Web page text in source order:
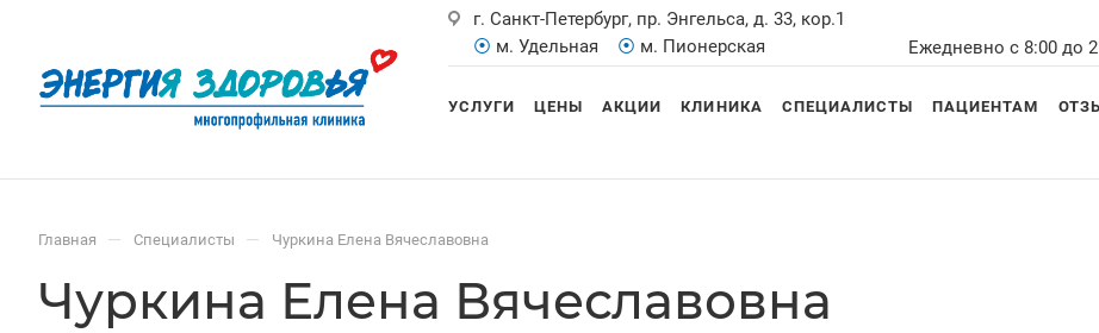
г. Санкт-Петербург, пр. Энгельса, д. 33, кор.1
⦿ м. Удельная ⦿ м. Пионерская Ежедневно с 8:00 до
УСЛУГИ ЦЕНЫ АКЦИИ КЛИНИКА СПЕЦИАЛИСТЫ ПАЦИЕНТАМ
Главная — Специалисты — Чуркина Елена Вячеславовна
Чуркина Елена Вячеславовна